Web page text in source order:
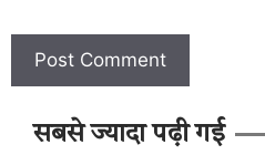
सबसे ज्यादा पढ़ी गई